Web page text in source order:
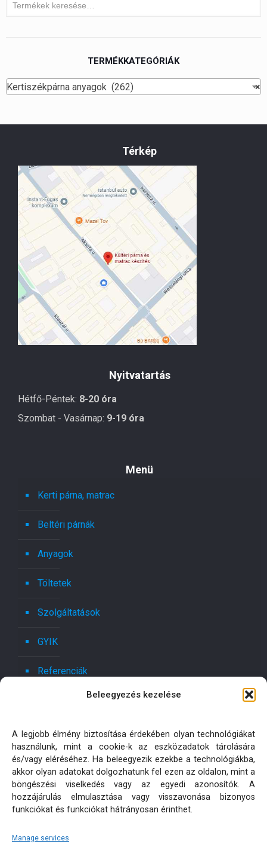
Beleegyezés kezelése
A legjobb élmény biztosítása érdekében olyan technológiákat
használunk, mint a cookie-k az eszközadatok tárolására
és/vagy eléréséhez. Ha beleegyezik ezekbe a technológiákba,
akkor olyan adatokat dolgozhatunk fel ezen az oldalon, mint a
böngészési viselkedés vagy az egyedi azonosítók. A
hozzájárulás elmulasztása vagy visszavonása bizonyos
funkciókat és funkciókat hátrányosan érinthet.
Manage services
TERMÉKKATEGÓRIÁK
×
Kertiszékpárna anyagok (262)
Térkép
Nyitvatartás
Hétfő-Péntek: 8-20 óra
Szombat - Vasárnap: 9-19 óra
Menü
Kerti párna, matrac
Beltéri párnák
Anyagok
Töltetek
Szolgáltatások
GYIK
Referenciák
Ajánlatot kérek!
Oldaltérkép
Adatkezelési tájékoztatók